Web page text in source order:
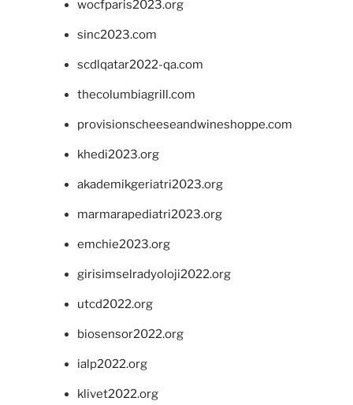
wocfparis2023.org
sinc2023.com
scdlqatar2022-qa.com
thecolumbiagrill.com
provisionscheeseandwineshoppe.com
khedi2023.org
akademikgeriatri2023.org
marmarapediatri2023.org
emchie2023.org
girisimselradyoloji2022.org
utcd2022.org
biosensor2022.org
ialp2022.org
klivet2022.org